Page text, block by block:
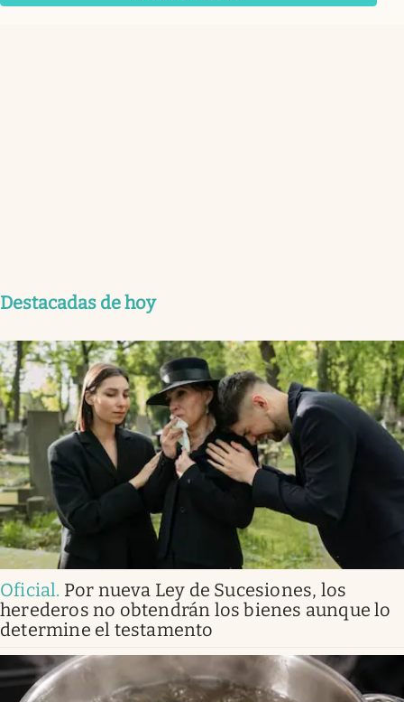
Destacadas de hoy
Oficial. Por nueva Ley de Sucesiones, los
herederos no obtendrán los bienes aunque lo
determine el testamento